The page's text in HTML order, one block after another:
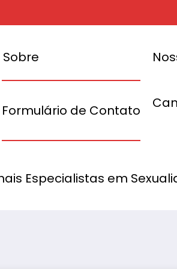
Sobre
Formulário de Contato
Especialistas em
por
mulheres